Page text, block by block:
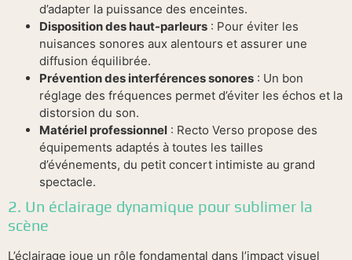
d’adapter la puissance des enceintes.
Disposition des haut-parleurs : Pour éviter les
nuisances sonores aux alentours et assurer une
diffusion équilibrée.
Prévention des interférences sonores : Un bon
réglage des fréquences permet d’éviter les échos et la
distorsion du son.
Matériel professionnel : Recto Verso propose des
équipements adaptés à toutes les tailles
d’événements, du petit concert intimiste au grand
spectacle.
2. Un éclairage dynamique pour sublimer la
scène
L’éclairage joue un rôle fondamental dans l’impact visuel